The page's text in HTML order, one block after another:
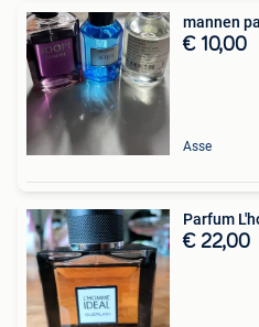
mannen
€ 10,00
Asse
Parfum
€ 22,00